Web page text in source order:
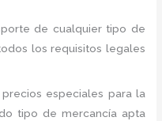
de cualquier tipo de
los requisitos legales
especiales para la
tipo de mercancía apta